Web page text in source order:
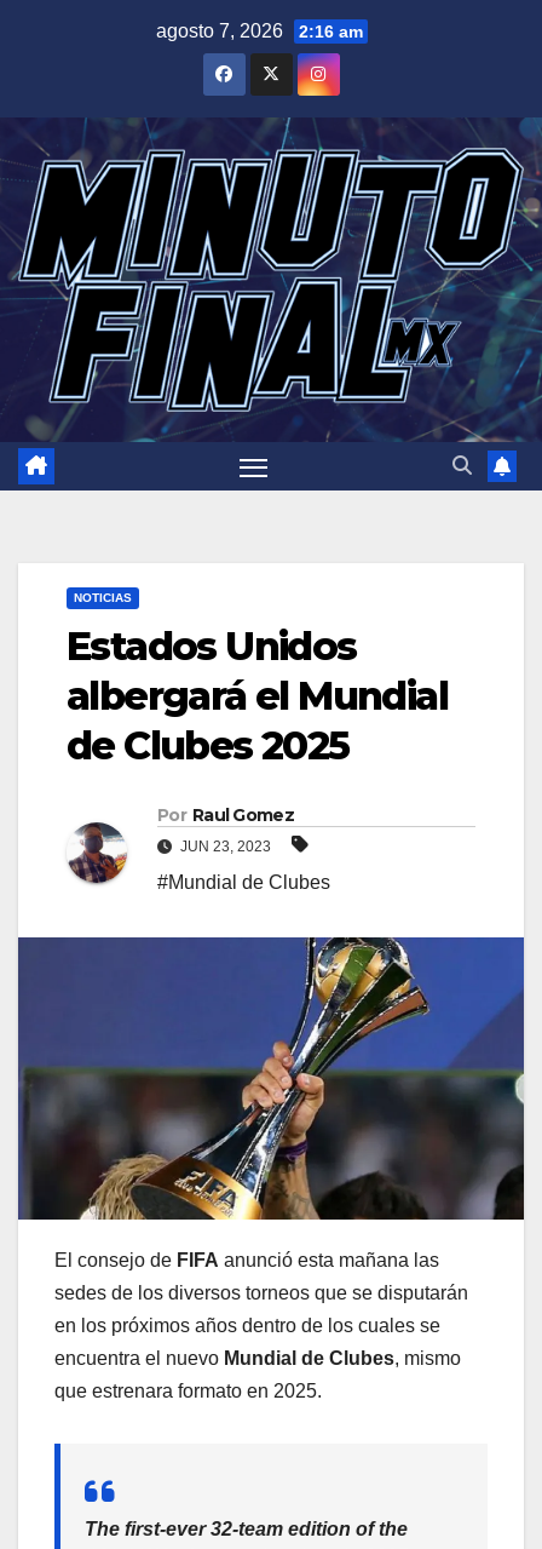
agosto 7, 2026 2:16 am
NOTICIAS
Estados Unidos
albergará el Mundial
de Clubes 2025
Por Raul Gomez
JUN 23, 2023
#Mundial de Clubes
El consejo de FIFA anunció esta mañana las
sedes de los diversos torneos que se disputarán
en los próximos años dentro de los cuales se
encuentra el nuevo Mundial de Clubes, mismo
que estrenara formato en 2025.
The first-ever 32-team edition of the